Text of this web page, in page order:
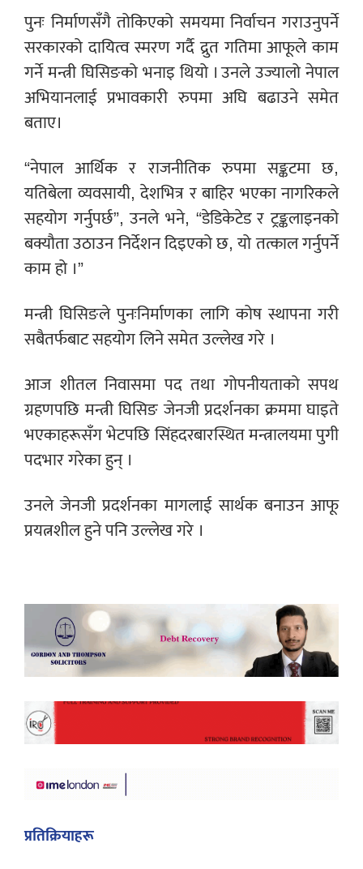
पुनः निर्माणसँगै तोकिएको समयमा निर्वाचन गराउनुपर्ने
सरकारको दायित्व स्मरण गर्दै द्रुत गतिमा आफूले काम
गर्ने मन्त्री घिसिङको भनाइ थियो । उनले उज्यालो नेपाल
अभियानलाई प्रभावकारी रुपमा अघि बढाउने समेत
बताए।
“नेपाल आर्थिक र राजनीतिक रुपमा सङ्कटमा छ,
यतिबेला व्यवसायी, देशभित्र र बाहिर भएका नागरिकले
सहयोग गर्नुपर्छ”, उनले भने, “डेडिकेटेड र ट्रङ्कलाइनको
बक्यौता उठाउन निर्देशन दिइएको छ, यो तत्काल गर्नुपर्ने
काम हो ।”
मन्त्री घिसिङले पुनःनिर्माणका लागि कोष स्थापना गरी
सबैतर्फबाट सहयोग लिने समेत उल्लेख गरे ।
आज शीतल निवासमा पद तथा गोपनीयताको सपथ
ग्रहणपछि मन्त्री घिसिङ जेनजी प्रदर्शनका क्रममा घाइते
भएकाहरूसँग भेटपछि सिंहदरबारस्थित मन्त्रालयमा पुगी
पदभार गरेका हुन् ।
उनले जेनजी प्रदर्शनका मागलाई सार्थक बनाउन आफू
प्रयत्नशील हुने पनि उल्लेख गरे ।
प्रतिक्रियाहरू